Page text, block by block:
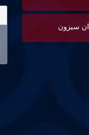
ان سيزون